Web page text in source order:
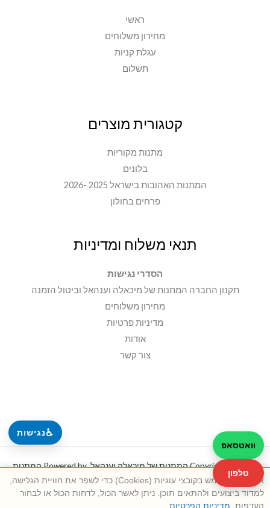
♿נגישות
ראשי
מחירון משלוחים
עגלת קניות
תשלום
קטגורית מוצרים
מתנות מקוריות
בלונים
המתנות האהובות בישראל 2025 -2026
פרחים בחולון
תנאי משלוח ומדיניות
הסדרי נגישות
תקנון החברה המתנות של מיכאלה וענהאל וביטול הזמנה
מחירון משלוחים
מדיניות פרטיות
אודות
צור קשר
Copyright © 2026 המתנות של מיכאלה וענהאל. Powered by המתנות
של מיכאלה וענהאל.
וואטסאפ
טלפון
אתר זה משתמש בקובצי עוגיות (Cookies) כדי לשפר את חוויית הגלישה,
למדוד ביצועים ולהתאים תוכן. ניתן לאשר הכול, לדחות הכול או לבחור
העדפות. מדיניות הפרטיות